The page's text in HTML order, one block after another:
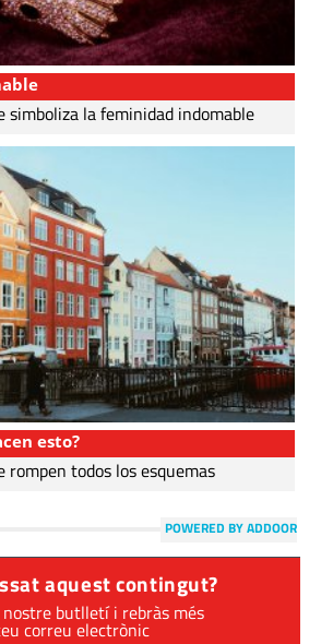
simboliza la feminidad indomable
esto?
rompen todos los esquemas
POWERED BY ADDOOR
aquest contingut?
butlletí i rebràs més
correu electrònic